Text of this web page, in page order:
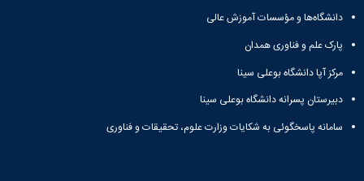
دانشگاه‌ها و مؤسسات آموزش عالی
پارک علم و فناوری همدان
مرکز آپا دانشگاه بوعلی سینا
دبیرستان پسرانه دانشگاه بوعلی سینا
سامانه پاسخگوئی به شکایات وزارت علوم، تحقیقات و فناوری